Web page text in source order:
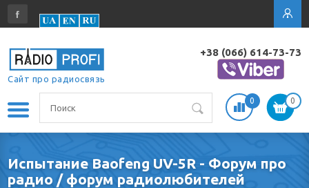
Сайт про радиосвязь
+38 (066) 614-73-73
0 0
Испытание Baofeng UV-5R - Форум про
радио / форум радиолюбителей